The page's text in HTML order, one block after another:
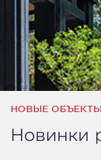
НОВЫЕ ОБЪЕКТЫ
Новинки